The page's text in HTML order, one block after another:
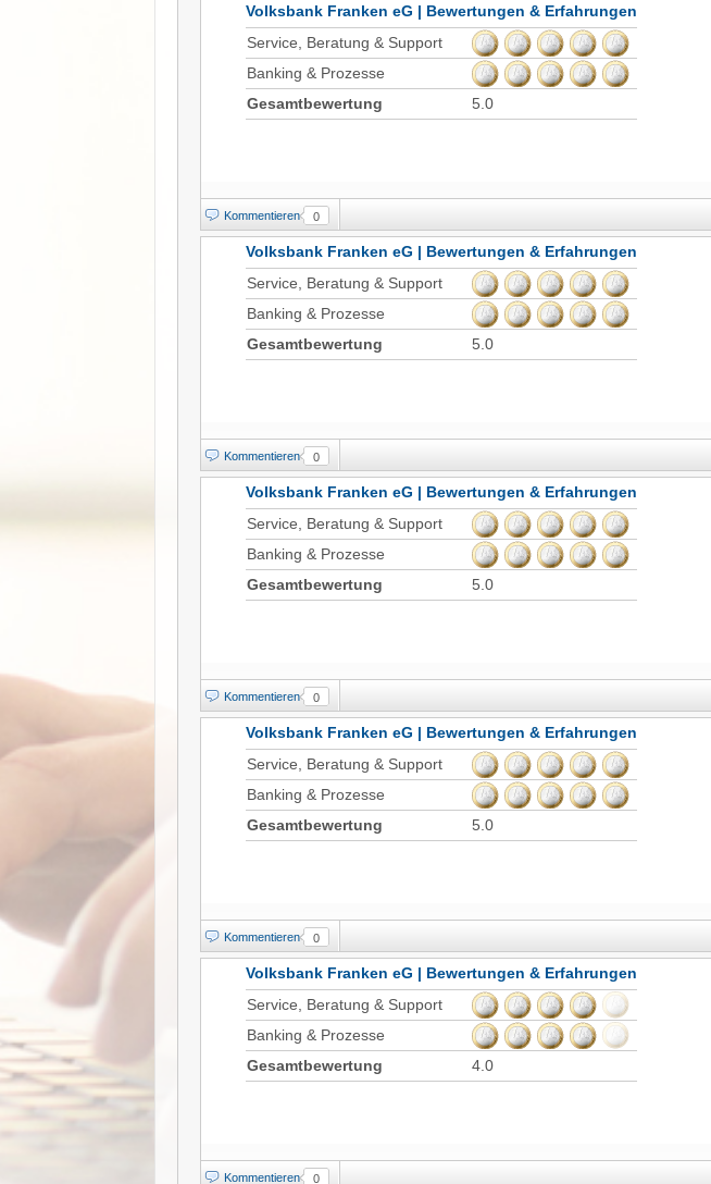
Volksbank Franken eG | Bewertungen & Erfahrungen
Service, Beratung & Support
Banking & Prozesse
Gesamtbewertung
5.0
Kommentieren 0
Volksbank Franken eG | Bewertungen & Erfahrungen
Service, Beratung & Support
Banking & Prozesse
Gesamtbewertung
5.0
Kommentieren 0
Volksbank Franken eG | Bewertungen & Erfahrungen
Service, Beratung & Support
Banking & Prozesse
Gesamtbewertung
5.0
Kommentieren 0
Volksbank Franken eG | Bewertungen & Erfahrungen
Service, Beratung & Support
Banking & Prozesse
Gesamtbewertung
5.0
Kommentieren 0
Volksbank Franken eG | Bewertungen & Erfahrungen
Service, Beratung & Support
Banking & Prozesse
Gesamtbewertung
4.0
Kommentieren 0